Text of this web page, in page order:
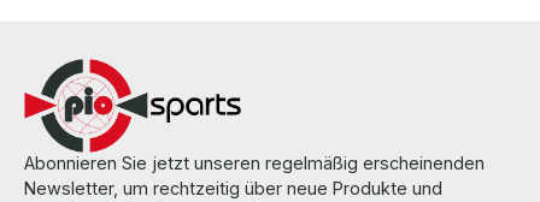
Abonnieren Sie jetzt unseren regelmäßig erscheinenden
Newsletter, um rechtzeitig über neue Produkte und